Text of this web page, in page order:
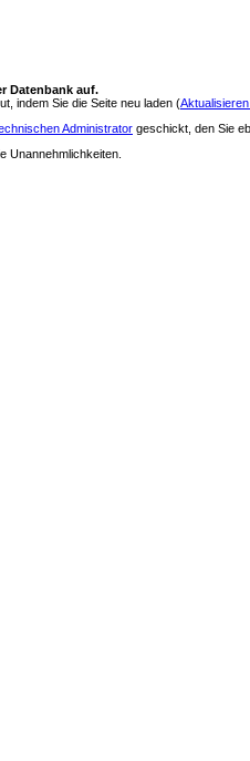
Datenbank auf.
indem Sie die Seite neu laden (
Administrator geschickt, den Sie
Unannehmlichkeiten.